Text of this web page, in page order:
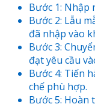
Bước 1: Nhập
Bước 2: Lẫu
đã nhập vào
Bước 3:
đạt yêu cầu
Bước 4: Tiến
chế phù hợp.
Bước 5: Hoàn